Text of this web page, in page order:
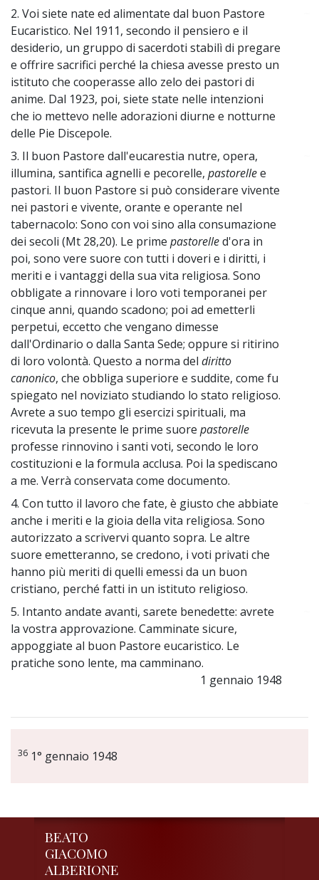
2. Voi siete nate ed alimentate dal buon Pastore
Eucaristico. Nel 1911, secondo il pensiero e il
desiderio, un gruppo di sacerdoti stabilì di pregare
e offrire sacrifici perché la chiesa avesse presto un
istituto che cooperasse allo zelo dei pastori di
anime. Dal 1923, poi, siete state nelle intenzioni
che io mettevo nelle adorazioni diurne e notturne
delle Pie Discepole.
3. Il buon Pastore dall'eucarestia nutre, opera,
illumina, santifica agnelli e pecorelle, pastorellee
pastori. Il buon Pastore si può considerare vivente
nei pastori e vivente, orante e operante nel
tabernacolo: Sono con voi sino alla consumazione
dei secoli (Mt 28,20). Le prime pastorelled'ora in
poi, sono vere suore con tutti i doveri e i diritti, i
meriti e i vantaggi della sua vita religiosa. Sono
obbligate a rinnovare i loro voti temporanei per
cinque anni, quando scadono; poi ad emetterli
perpetui, eccetto che vengano dimesse
dall'Ordinario o dalla Santa Sede; oppure si ritirino
di loro volontà. Questo a norma del diritto
canonico, che obbliga superiore e suddite, come fu
spiegato nel noviziato studiando lo stato religioso.
Avrete a suo tempo gli esercizi spirituali, ma
ricevuta la presente le prime suore pastorelle
professe rinnovino i santi voti, secondo le loro
costituzioni e la formula acclusa. Poi la spediscano
a me. Verrà conservata come documento.
4. Con tutto il lavoro che fate, è giusto che abbiate
anche i meriti e la gioia della vita religiosa. Sono
autorizzato a scrivervi quanto sopra. Le altre
suore emetteranno, se credono, i voti privati che
hanno più meriti di quelli emessi da un buon
cristiano, perché fatti in un istituto religioso.
5. Intanto andate avanti, sarete benedette: avrete
la vostra approvazione. Camminate sicure,
appoggiate al buon Pastore eucaristico. Le
pratiche sono lente, ma camminano.
1 gennaio 1948
36 1° gennaio 1948
BEATO
GIACOMO
ALBERIONE